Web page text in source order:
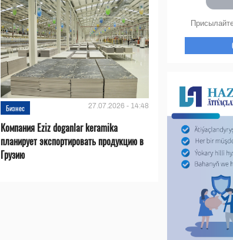
Бизнес 27.07.2026 - 14:48
Компания Eziz doganlar keramika
планирует экспортировать продукцию в
Грузию